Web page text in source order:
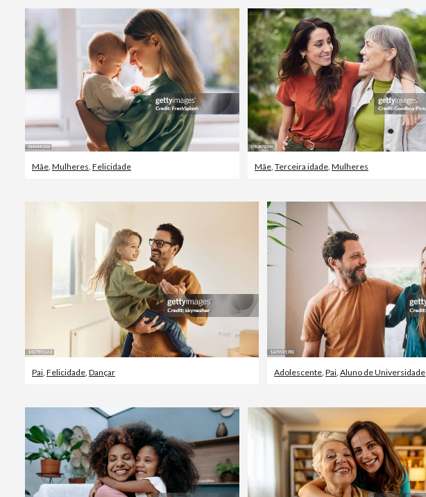
Mãe Mulheres Felicidade Mãe Terceira idade Mulheres
Pai, Felicidade, Dançar Adolescente,Pai,Aluno de Universidade